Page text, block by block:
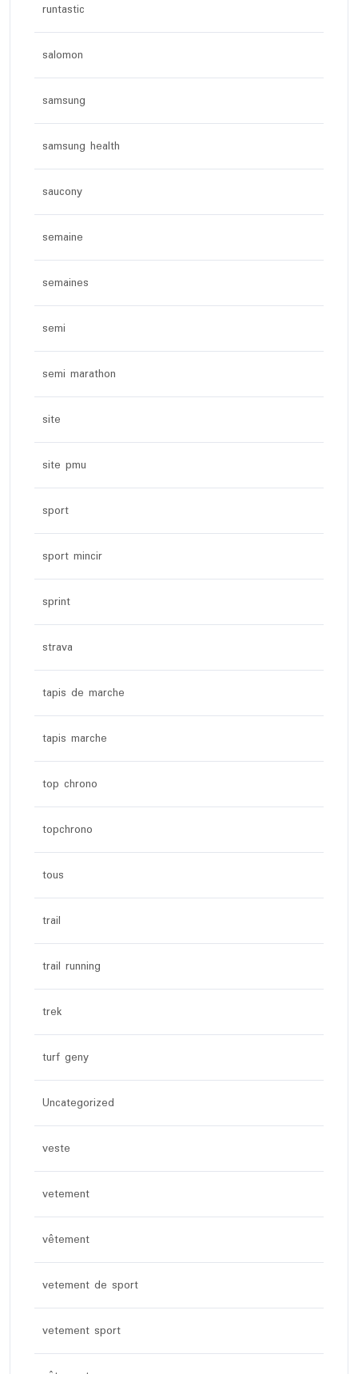
runtastic
salomon
samsung
samsung health
saucony
semaine
semaines
semi
semi marathon
site
site pmu
sport
sport mincir
sprint
strava
tapis de marche
tapis marche
top chrono
topchrono
tous
trail
trail running
trek
turf geny
Uncategorized
veste
vetement
vêtement
vetement de sport
vetement sport